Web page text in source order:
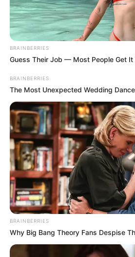
Την τελευταία του πνοή
εργαζόμενος που είχε
εργατικό ατύχημα στα
BRAINBERRIES
Guess Their Job — Most People Get It
BRAINBERRIES
The Most Unexpected Wedding
BRAINBERRIES
Why Big Bang Theory Fans Despise